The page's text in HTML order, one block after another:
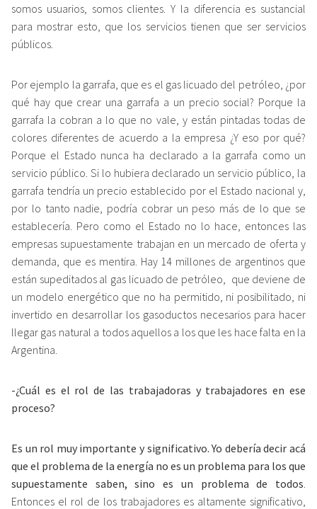
somos usuarios, somos clientes. Y la diferencia es sustancial
para mostrar esto, que los servicios tienen que ser servicios
públicos.
Por ejemplo la garrafa, que es el gas licuado del petróleo, ¿por
qué hay que crear una garrafa a un precio social? Porque la
garrafa la cobran a lo que no vale, y están pintadas todas de
colores diferentes de acuerdo a la empresa ¿Y eso por qué?
Porque el Estado nunca ha declarado a la garrafa como un
servicio público. Si lo hubiera declarado un servicio público, la
garrafa tendría un precio establecido por el Estado nacional y,
por lo tanto nadie, podría cobrar un peso más de lo que se
establecería. Pero como el Estado no lo hace, entonces las
empresas supuestamente trabajan en un mercado de oferta y
demanda, que es mentira. Hay 14 millones de argentinos que
están supeditados al gas licuado de petróleo, que deviene de
un modelo energético que no ha permitido, ni posibilitado, ni
invertido en desarrollar los gasoductos necesarios para hacer
llegar gas natural a todos aquellos a los que les hace falta en la
Argentina.
-¿Cuál es el rol de las trabajadoras y trabajadores en ese
proceso?
Es un rol muy importante y significativo. Yo debería decir acá
que el problema de la energía no es un problema para los que
supuestamente saben, sino es un problema de todos
Entonces el rol de los trabajadores es altamente significativo,